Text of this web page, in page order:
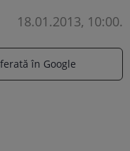
18.01.2013, 10:00.
în Google